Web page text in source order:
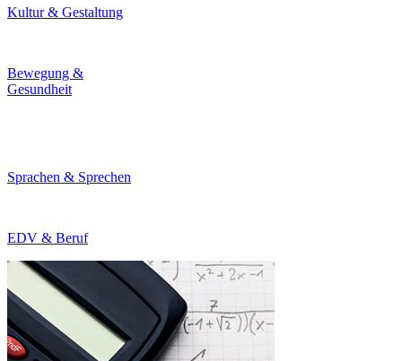
Kultur & Gestaltung
Bewegung &
Gesundheit
Sprachen & Sprechen
EDV & Beruf